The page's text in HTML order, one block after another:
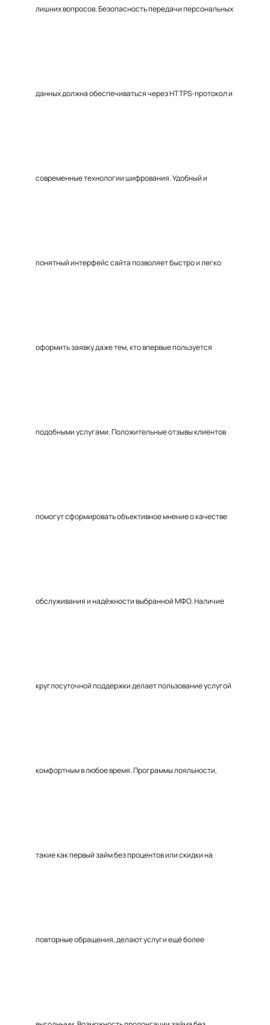
лишних вопросов. Безопасность передачи персональных
данных должна обеспечиваться через HTTPS-протокол и
современные технологии шифрования. Удобный и
понятный интерфейс сайта позволяет быстро и легко
оформить заявку даже тем, кто впервые пользуется
подобными услугами. Положительные отзывы клиентов
помогут сформировать объективное мнение о качестве
обслуживания и надёжности выбранной МФО. Наличие
круглосуточной поддержки делает пользование услугой
комфортным в любое время. Программы лояльности,
такие как первый займ без процентов или скидки на
повторные обращения, делают услуги ещё более